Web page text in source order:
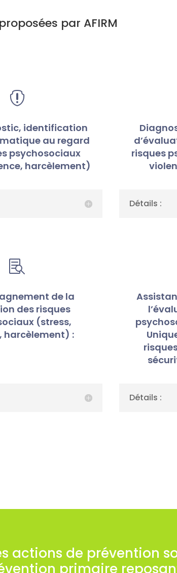
par AFIRM

identification
au regard
psychosociaux
harcèlement)
risques
Détails :

de la
des risques
(stress,
harcèlement) :
Détails :
actions de prévention
primaire